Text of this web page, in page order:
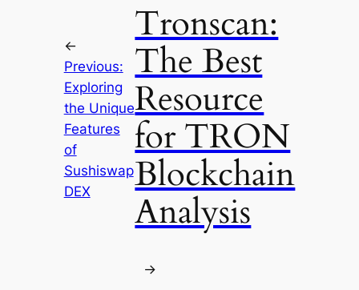
←
Previous:
Exploring
the Unique
Features
of
Sushiswap
DEX
Tronscan:
The Best
Resource
for TRON
Blockchain
Analysis
→